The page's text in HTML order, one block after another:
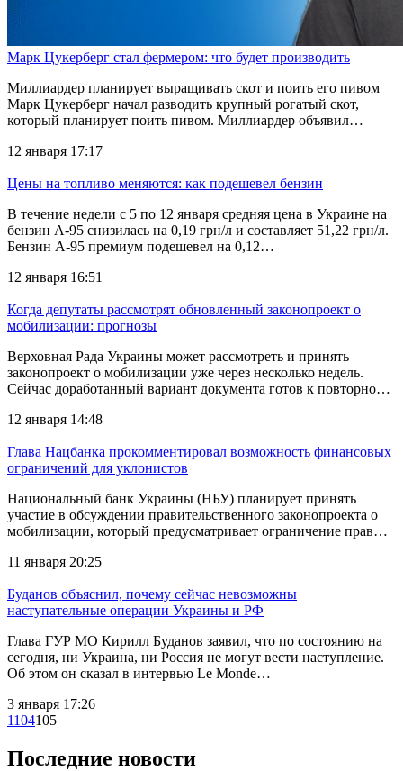
Марк Цукерберг стал фермером: что будет производить
Миллиардер планирует выращивать скот и поить его пивом
Марк Цукерберг начал разводить крупный рогатый скот,
который планирует поить пивом. Миллиардер объявил…
12 января 17:17
Цены на топливо меняются: как подешевел бензин
В течение недели с 5 по 12 января средняя цена в Украине на
бензин А-95 снизилась на 0,19 грн/л и составляет 51,22 грн/л.
Бензин А-95 премиум подешевел на 0,12…
12 января 16:51
Когда депутаты рассмотрят обновленный законопроект о
мобилизации: прогнозы
Верховная Рада Украины может рассмотреть и принять
законопроект о мобилизации уже через несколько недель.
Сейчас доработанный вариант документа готов к повторно…
12 января 14:48
Глава Нацбанка прокомментировал возможность финансовых
ограничений для уклонистов
Национальный банк Украины (НБУ) планирует принять
участие в обсуждении правительственного законопроекта о
мобилизации, который предусматривает ограничение прав…
11 января 20:25
Буданов объяснил, почему сейчас невозможны
наступательные операции Украины и РФ
Глава ГУР МО Кирилл Буданов заявил, что по состоянию на
сегодня, ни Украина, ни Россия не могут вести наступление.
Об этом он сказал в интервью Le Monde…
3 января 17:26
1104105
Последние новости